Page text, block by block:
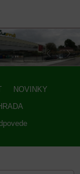
NOVINKY